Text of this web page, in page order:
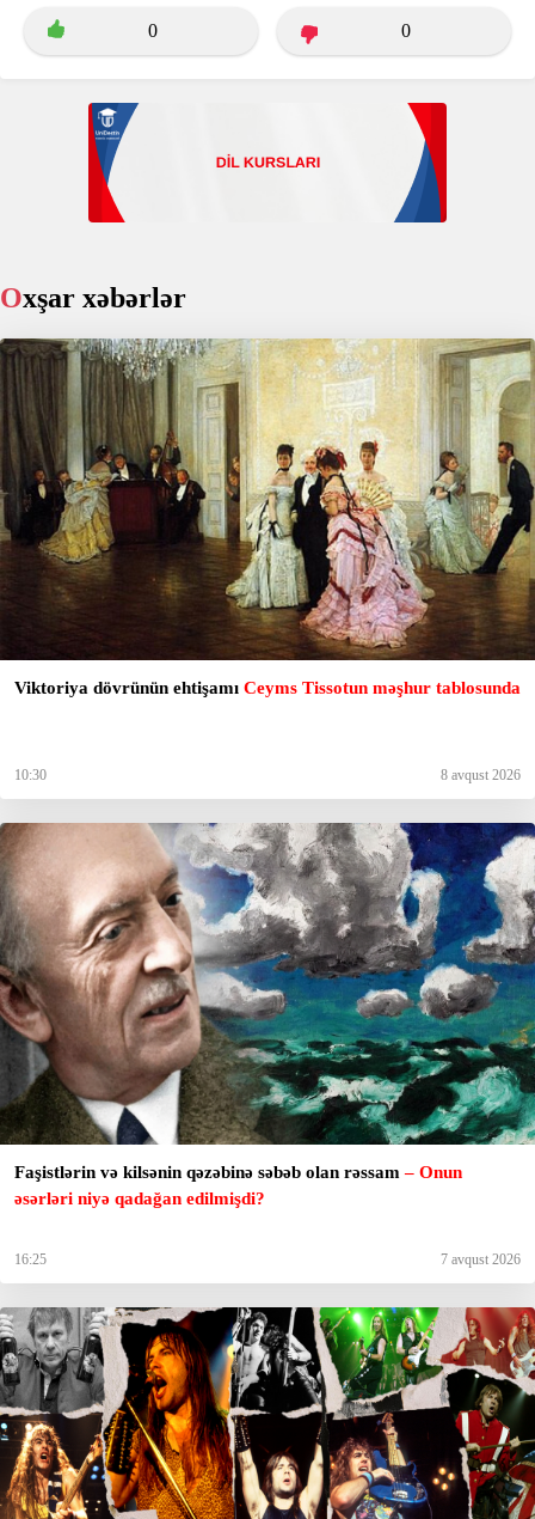
0 0
Oxşar xəbərlər
Viktoriya dövrünün ehtişamı Ceyms Tissotun məşhur tablosunda
10:30 8 avqust 2026
Faşistlərin və kilsənin qəzəbinə səbəb olan rəssam– Onun
əsərləri niyə qadağan edilmişdi?
16:25 7 avqust 2026